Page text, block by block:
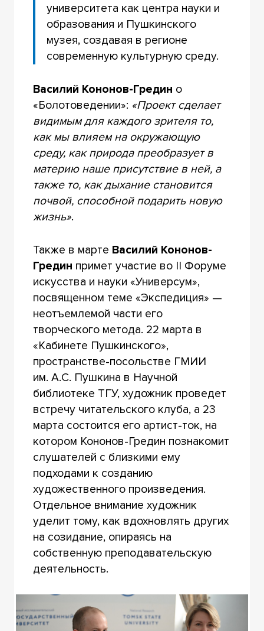
университета как центра науки и
образования и Пушкинского
музея, создавая в регионе
современную культурную среду.
Василий Кононов-Гредин о
«Болотоведении»: «Проект сделает
видимым для каждого зрителя то,
как мы влияем на окружающую
среду, как природа преобразует в
материю наше присутствие в ней, а
также то, как дыхание становится
почвой, способной подарить новую
жизнь».
Также в марте Василий Кононов-
Гредин примет участие во II Форуме
искусства и науки «Универсум»,
посвященном теме «Экспедиция» —
неотъемлемой части его
творческого метода. 22 марта в
«Кабинете Пушкинского»,
пространстве-посольстве ГМИИ
им. А.С. Пушкина в Научной
библиотеке ТГУ, художник проведет
встречу читательского клуба, а 23
марта состоится его артист-ток, на
котором Кононов-Гредин познакомит
слушателей с близкими ему
подходами к созданию
художественного произведения.
Отдельное внимание художник
уделит тому, как вдохновлять других
на созидание, опираясь на
собственную преподавательскую
деятельность.